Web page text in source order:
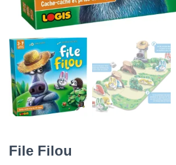
File Filou